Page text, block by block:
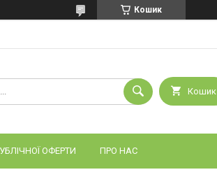
Кошик
Кошик
ОФЕРТИ ПРО НАС